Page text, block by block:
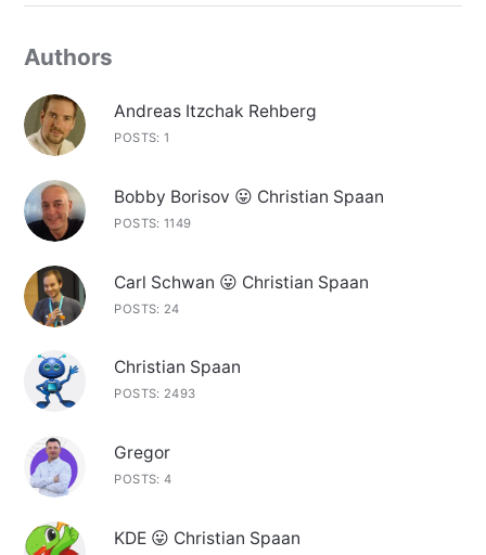
Authors
Andreas Itzchak Rehberg
POSTS: 1
Bobby Borisov 😛 Christian Spaan
POSTS: 1149
Carl Schwan 😛 Christian Spaan
POSTS: 24
Christian Spaan
POSTS: 2493
Gregor
POSTS: 4
KDE 😛 Christian Spaan